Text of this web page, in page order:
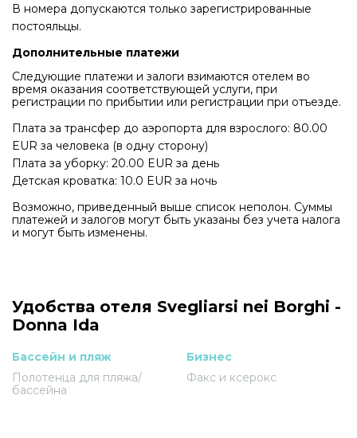
В номера допускаются только зарегистрированные
постояльцы.
Дополнительные платежи
Следующие платежи и залоги взимаются отелем во
время оказания соответствующей услуги, при
регистрации по прибытии или регистрации при отъезде.
Плата за трансфер до аэропорта для взрослого: 80.00
EUR за человека (в одну сторону)
Плата за уборку: 20.00 EUR за день
Детская кроватка: 10.0 EUR за ночь
Возможно, приведенный выше список неполон. Суммы
платежей и залогов могут быть указаны без учета налога
и могут быть изменены.
Удобства отеля Svegliarsi nei Borghi -
Donna Ida
Бассейн и пляж
Полотенца для пляжа/
бассейна
Бизнес
Факс и ксерокс